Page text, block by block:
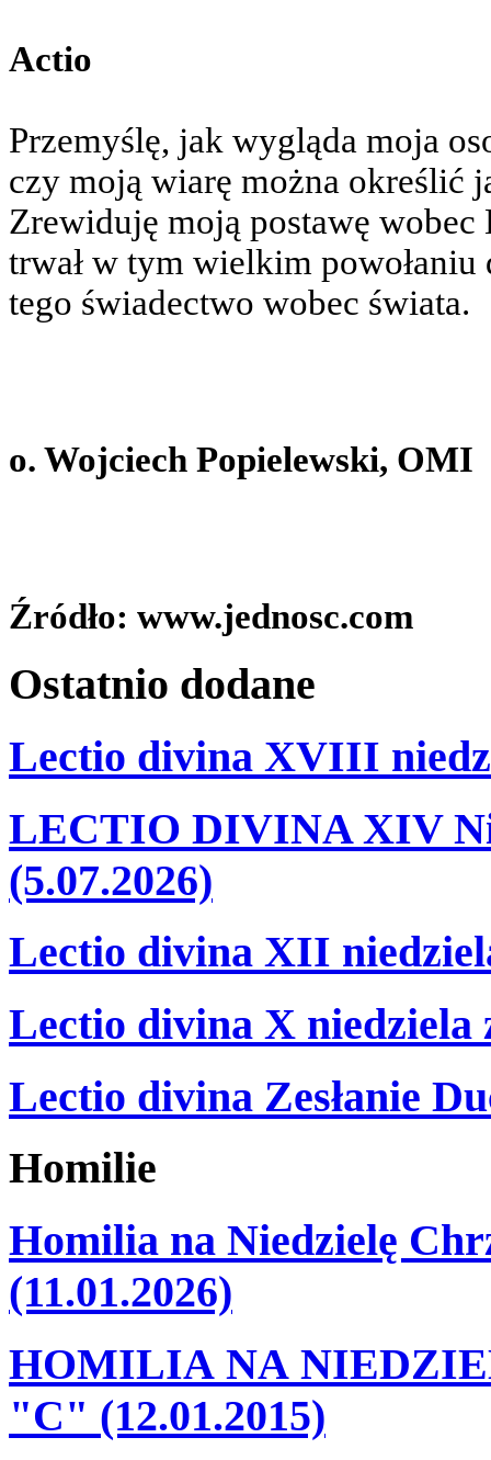
Actio
Przemyślę, jak wygląda moja
czy moją wiarę można określić
Zrewiduję moją postawę wobec
trwał w tym wielkim
tego świadectwo wobec świata.
o. Wojciech Popielewski, OMI
Źródło: www.jednosc.com
Ostatnio dodane
Lectio divina XVIII
LECTIO DIVINA XIV
(5.07.2026)
Lectio divina XII
Lectio divina X niedziela
Lectio divina Zesłanie
Homilie
Homilia na Niedzielę
(11.01.2026)
HOMILIA NA
"C" (12.01.2015)